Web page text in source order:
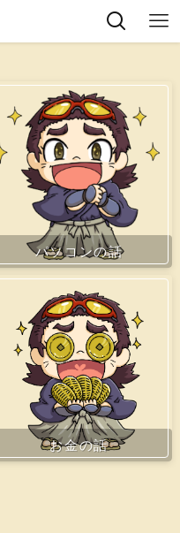
パソコンの話
お金の話